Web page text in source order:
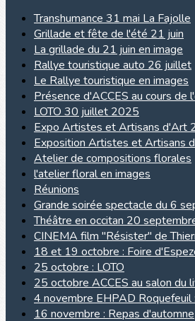
Transhumance 31 mai La Fajolle
Grillade et fête de l'été 21 juin
La grillade du 21 juin en image
Rallye touristique auto 26 juillet
Le Rallye touristique en images
Présence d'ACCES au cours de
LOTO 30 juillet 2025
Expo Artistes et Artisans d'Art
Exposition Artistes et Artisans
Atelier de compositions florales
l'atelier floral en images
Réunions
Grande soirée spectacle du 6
Théâtre en occitan 20
CINEMA film "Résister" de
18 et 19 octobre : Foire
25 octobre : LOTO
25 octobre ACCES au salon du
4 novembre EHPAD Roquefeuil
16 novembre : Repas d'automne